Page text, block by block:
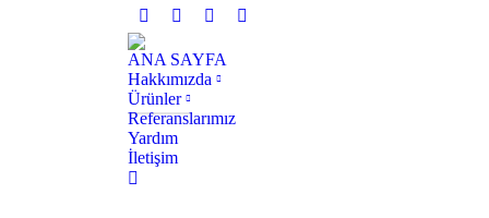
Facebook
TwitterYoutubeLinkedin
ANA SAYFA
Hakkımızda
Ürünler
Referanslarımız
Yardım
İletişim
Ara: